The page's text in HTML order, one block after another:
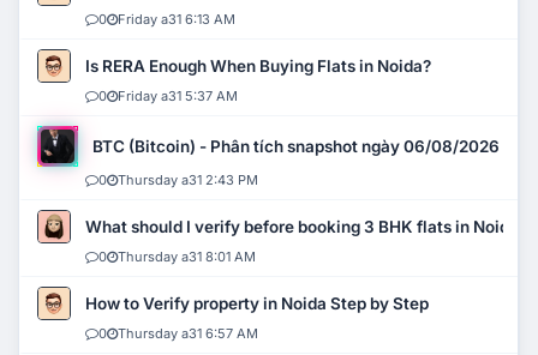
0 Friday a31 6:13 AM
Is RERA Enough When Buying Flats in Noida?
0 Friday a31 5:37 AM
BTC (Bitcoin) - Phân tích snapshot ngày 06/08/2026
0 Thursday a31 2:43 PM
What should I verify before booking 3 BHK flats in Noida?
0 Thursday a31 8:01 AM
How to Verify property in Noida Step by Step
0 Thursday a31 6:57 AM